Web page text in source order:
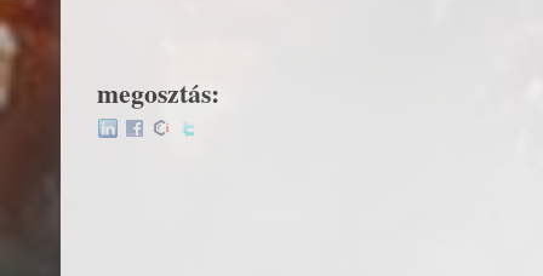
megosztás: